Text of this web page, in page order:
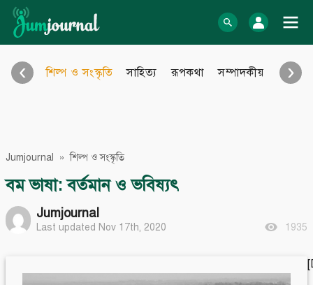
Skip
content
log In
Audio Archive
Learn more
About Us
Contact
শিল্প ও সংস্কৃতি সাহিত্য রূপকথা সম্পাদকীয় আইন
‹ ›
Jumjournal »শিল্প ও সংস্কৃতি
বম ভাষা: বর্তমান ও ভবিষ্যৎ
Jumjournal
Last updated Nov 17th, 2020 1935